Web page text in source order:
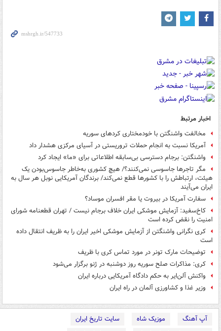
اخبار مرتبط
مخالفت واشنگتن با خودمختاری کردهای سوریه
آمریکا نسبت به انجام حملات تروریستی در آسیای مرکزی هشدار داد
واشنگتن: برجام دسترسی بی‌سابقه اطلاعاتی برای «ما» ایجاد کرد
مگر تاجرها جاسوسی نمی‌کنند؟/ هیچ کشوری به‌خاطر جاسوس‌بودن یک
هیئت، ارتباطش را با کشورها قطع نمی‌کند/ برندگان آمریکایی نوبل هر سال به
ایران می‌آیند
سفارت آمریکا در بیروت یا مقر افسران موساد؟
کاخ‌سفید: آزمایش موشکی ایران خلاف برجام نیست / تهران قطعنامه شورای
امنیت را نقض کرده است
کری نگرانی واشنگتن از آزمایش موشکی اخیر ایران را به ظریف انتقال داده
است
توضیحات مارک تونر در مورد تماس کری با ظریف
کری: مذاکرات صلح سوریه روز دوشنبه در ژنو برگزار می‌شود
واکنش آلن‌ایر به حکم دادگاه آمریکایی درباره ایران
وزیر غذا و کشاورزی آلمان در راه ایران
آپ آهنگ موزیک شاه
سایت تاریخ ایران